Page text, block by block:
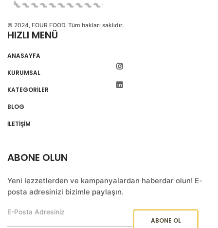
© 2024, FOUR FOOD. Tüm hakları saklıdır.
HIZLI MENÜ
ANASAYFA
KURUMSAL
KATEGORİLER
BLOG
İLETİŞİM
ABONE OLUN
Yeni lezzetlerden ve kampanyalardan haberdar olun! E-
posta adresinizi bizimle paylaşın.
ABONE OL